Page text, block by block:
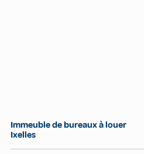
Immeuble de bureaux à louer
Ixelles